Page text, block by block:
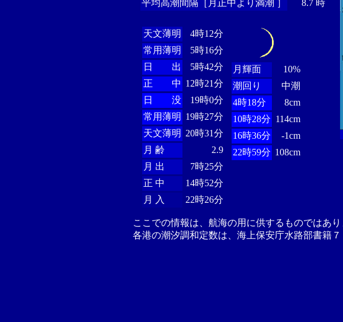
平均高潮間隔［月正中より満潮 ］
8.7 時
天文薄明
4時12分
常用薄明
5時16分
日 出
5時42分
正 中 12時21分
日 没
19時0分
常用薄明 19時27分
天文薄明 20時31分
月 齢
2.9
月 出
7時25分
正 中
14時52分
月 入
22時26分
月輝面
10%
潮回り
中潮
4時18分
8cm
10時28分 114cm
16時36分
-1cm
22時59分 108cm
ここでの情報は、航海の用に供するものではあ
各港の潮汐調和定数は、海上保安庁水路部書籍